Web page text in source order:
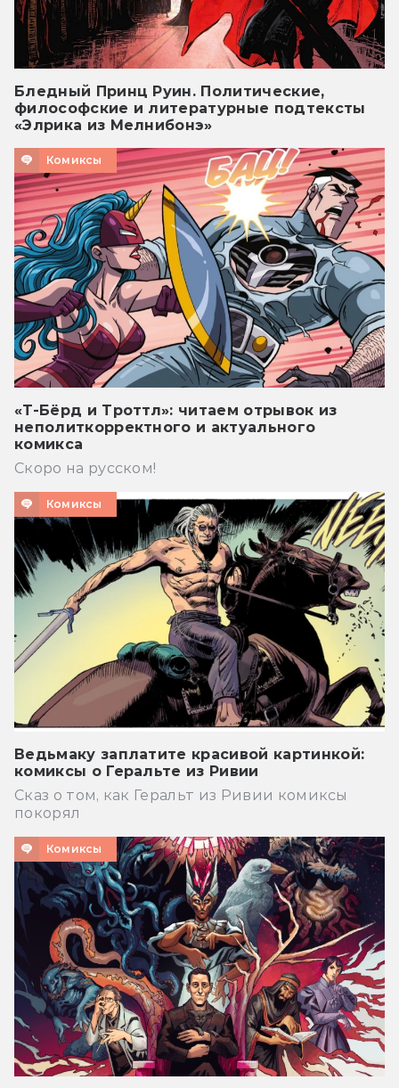
Бледный Принц Руин. Политические,
философские и литературные подтексты
«Элрика из Мелнибонэ»
Комиксы
«Т-Бёрд и Троттл»: читаем отрывок из
неполиткорректного и актуального
комикса
Скоро на русском!
Комиксы
Ведьмаку заплатите красивой картинкой:
комиксы о Геральте из Ривии
Сказ о том, как Геральт из Ривии комиксы
покорял
Комиксы